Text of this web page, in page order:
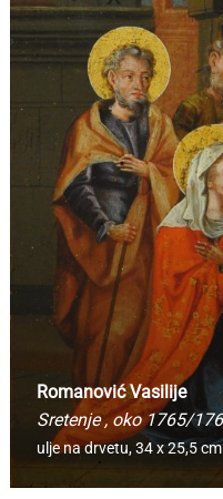
Romanović Vasilije
Sretenje, oko 1765/
ulje na drvetu,34 x 25,5 cm